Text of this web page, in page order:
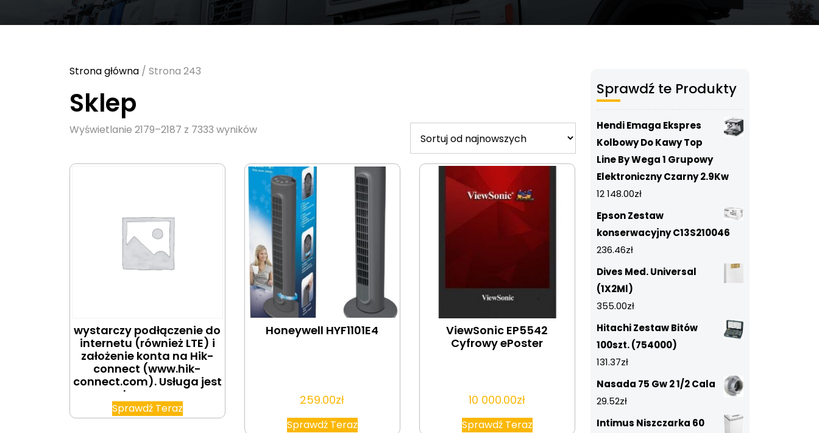
Strona główna / Strona 243
Sklep
Wyświetlanie 2179–2187 z 7333 wynikówSorted
wystarczy podłączenie do
internetu (również LTE) i
założenie konta na Hik-
connect (www.hik-
connect.com). Usługa jest
darmowa.
Sprawdź Teraz
Honeywell HYF1101E4
259.00zł
Sprawdź Teraz
ViewSonic EP5542
Cyfrowy ePoster
10 000.00zł
Sprawdź Teraz
Sprawdź te Produkty
Hendi Emaga Ekspres
Kolbowy Do Kawy Top
Line By Wega 1 Grupowy
Elektroniczny Czarny 2.9Kw
12 148.00zł
Epson Zestaw
konserwacyjny C13S210046
236.46zł
Dives Med. Universal
(1X2Ml)
355.00zł
Hitachi Zestaw Bitów
100szt. (754000)
131.37zł
Nasada 75 Gw 2 1/2 Cala
29.52zł
Intimus Niszczarka 60